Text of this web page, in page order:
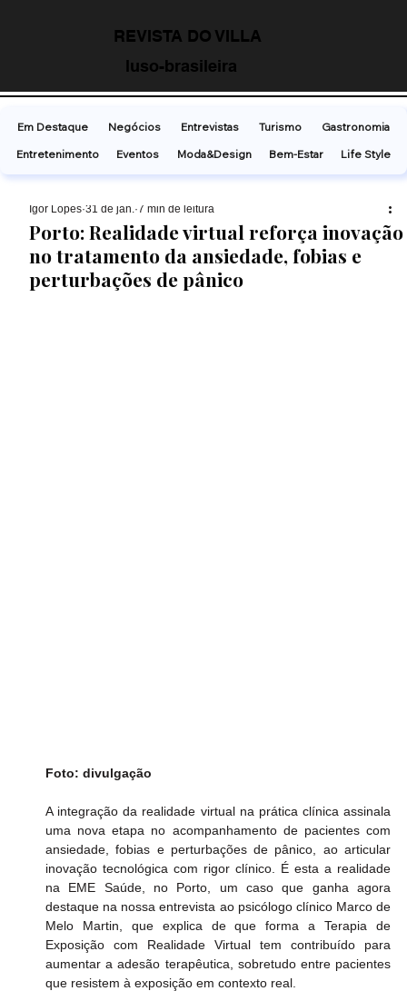
REVISTA DO VILLA
luso-brasileira
Porto: Realidade virtual reforça inovação
no tratamento da ansiedade, fobias e
perturbações de pânico
Ígor Lopes 31 de jan. 7 min de leitura
Foto: divulgação
A integração da realidade virtual na prática clínica assinala
uma nova etapa no acompanhamento de pacientes com
ansiedade, fobias e perturbações de pânico, ao articular
inovação tecnológica com rigor clínico. É esta a realidade
na EME Saúde, no Porto, um caso que ganha agora
destaque na nossa entrevista ao psicólogo clínico Marco de
Melo Martin, que explica de que forma a Terapia de
Exposição com Realidade Virtual tem contribuído para
aumentar a adesão terapêutica, sobretudo entre pacientes
que resistem à exposição em contexto real.
Em Destaque Negócios Entrevistas Turismo
Gastronomia
Entretenimento
Eventos Moda&Design Bem-Estar Life Style